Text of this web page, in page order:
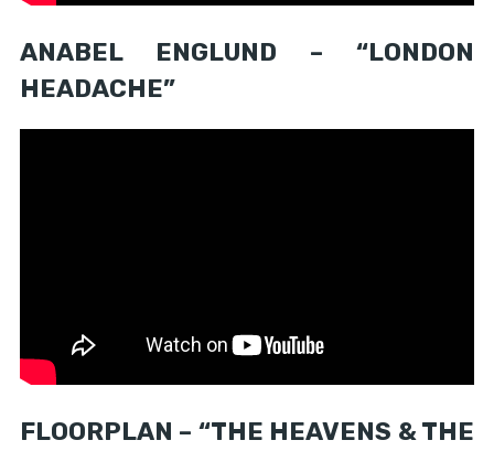
ANABEL ENGLUND – “LONDON
HEADACHE”
FLOORPLAN – “THE HEAVENS & THE